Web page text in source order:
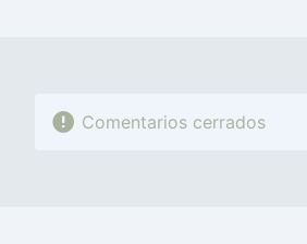
Comentarios cerrados